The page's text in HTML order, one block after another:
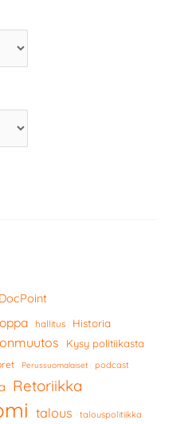
DocPoint
hallitus Historia
Kysy politiikasta
Perussuomalaiset podcast
Retoriikka
talous talouspolitiikka